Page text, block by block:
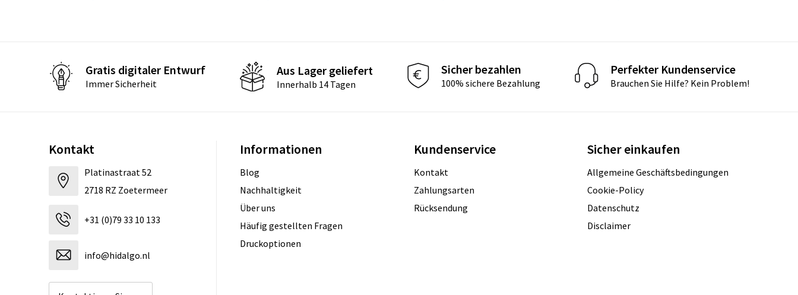
Gratis digitaler Entwurf
Immer Sicherheit
Aus Lager geliefert
Innerhalb 14 Tagen
Sicher bezahlen
100% sichere Bezahlung
Perfekter Kundenservice
Brauchen Sie Hilfe? Kein Problem!
Kontakt
Platinastraat 52
2718 RZ Zoetermeer
+31 (0)79 33 10 133
info@hidalgo.nl
Informationen
Blog
Nachhaltigkeit
Über uns
Häufig gestellten Fragen
Druckoptionen
Kundenservice
Kontakt
Zahlungsarten
Rücksendung
Sicher einkaufen
Allgemeine Geschäftsbedingungen
Cookie-Policy
Datenschutz
Disclaimer